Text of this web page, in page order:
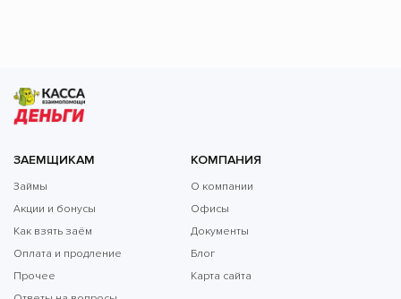
ЗАЕМЩИКАМ
Займы
Акции и бонусы
Как взять заём
Оплата и продление
Прочее
КОМПАНИЯ
О компании
Офисы
Документы
Блог
Карта сайта